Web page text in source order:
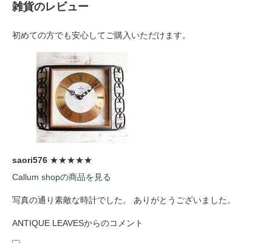
雑貨のレビュー
初めての方でも安心してご購入いただけます。
saori576 ★★★★★
Callum shopの商品を見る
写真の通り素敵な時計でした。 ありがとうございました。
ANTIQUE LEAVESからのコメント